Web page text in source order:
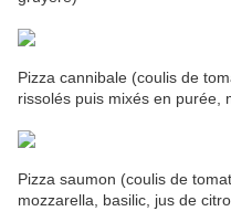
Pizza cannibale (coulis de
rissolés puis mixés en purée,
Pizza saumon (coulis de
mozzarella, basilic, jus de